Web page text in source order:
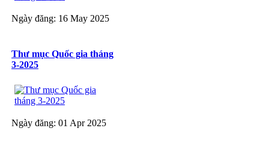
Ngày đăng: 16 May 2025
Thư mục Quốc gia tháng
3-2025
Ngày đăng: 01 Apr 2025